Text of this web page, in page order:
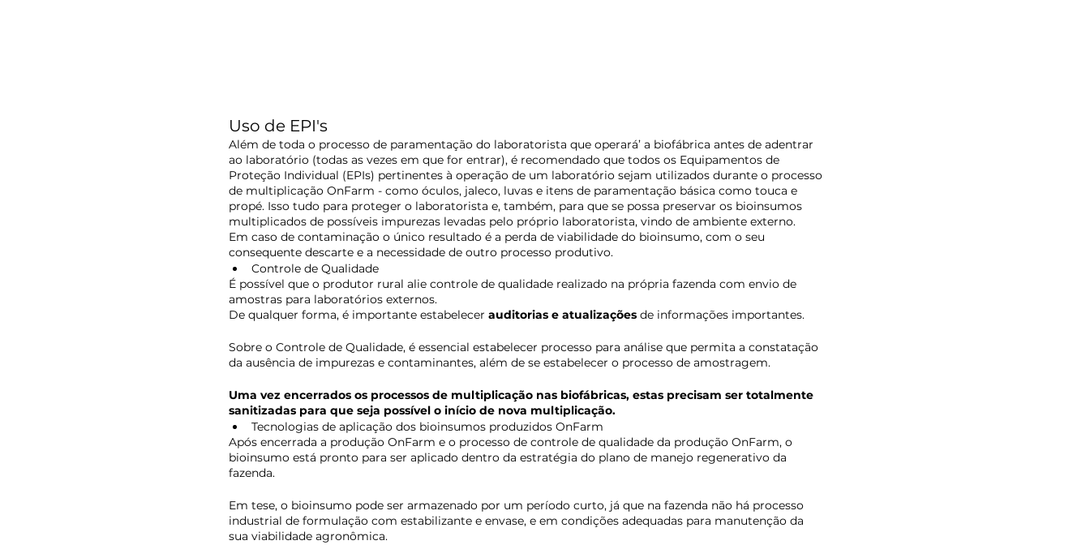
Uso de EPI's
Além de toda o processo de paramentação do laboratorista que operará’ a biofábrica antes de adentrar
ao laboratório (todas as vezes em que for entrar), é recomendado que todos os Equipamentos de
Proteção Individual (EPIs) pertinentes à operação de um laboratório sejam utilizados durante o processo
de multiplicação OnFarm - como óculos, jaleco, luvas e itens de paramentação básica como touca e
propé. Isso tudo para proteger o laboratorista e, também, para que se possa preservar os bioinsumos
multiplicados de possíveis impurezas levadas pelo próprio laboratorista, vindo de ambiente externo.
Em caso de contaminação o único resultado é a perda de viabilidade do bioinsumo, com o seu
consequente descarte e a necessidade de outro processo produtivo.
Controle de Qualidade
É possível que o produtor rural alie controle de qualidade realizado na própria fazenda com envio de
amostras para laboratórios externos.
De qualquer forma, é importante estabelecer auditorias e atualizações de informações importantes.
Sobre o Controle de Qualidade, é essencial estabelecer processo para análise que permita a constatação
da ausência de impurezas e contaminantes, além de se estabelecer o processo de amostragem.
Uma vez encerrados os processos de multiplicação nas biofábricas, estas precisam ser totalmente
sanitizadas para que seja possível o início de nova multiplicação.
Tecnologias de aplicação dos bioinsumos produzidos OnFarm
Após encerrada a produção OnFarm e o processo de controle de qualidade da produção OnFarm, o
bioinsumo está pronto para ser aplicado dentro da estratégia do plano de manejo regenerativo da
fazenda.
Em tese, o bioinsumo pode ser armazenado por um período curto, já que na fazenda não há processo
industrial de formulação com estabilizante e envase, e em condições adequadas para manutenção da
sua viabilidade agronômica.